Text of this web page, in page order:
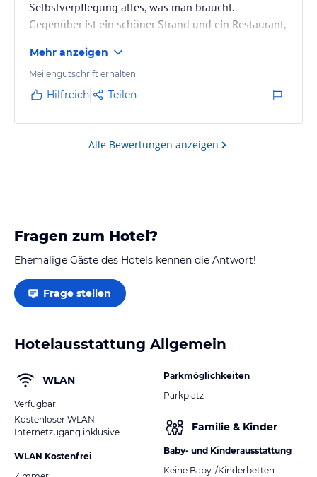
Selbstverpflegung alles, was man braucht.
Gegenüber ist ein schöner Strand und ein Restaurant,
entfernt.
Mehr anzeigen
Meilengutschrift erhalten
Hilfreich Teilen
Alle Bewertungen anzeigen
Fragen zum Hotel?
Ehemalige Gäste des Hotels kennen die Antwort!
Frage stellen
Hotelausstattung Allgemein
WLAN
Verfügbar
Kostenloser WLAN-
Internetzugang inklusive
WLAN Kostenfrei
Parkmöglichkeiten
Parkplatz
Familie & Kinder
Baby- und Kinderausstattung
Keine Baby-/Kinderbetten